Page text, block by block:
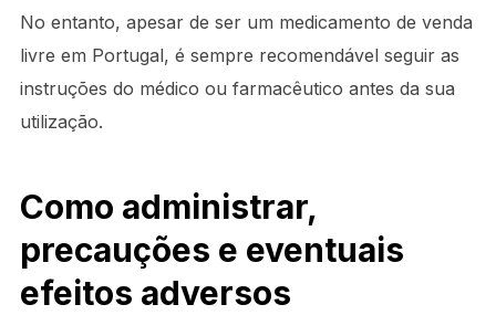
No entanto, apesar de ser um medicamento de venda
livre em Portugal, é sempre recomendável seguir as
instruções do médico ou farmacêutico antes da sua
utilização.
Como administrar,
precauções e eventuais
efeitos adversos